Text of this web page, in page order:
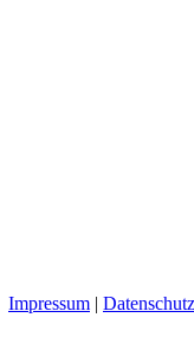
Impressum | Datenschutz